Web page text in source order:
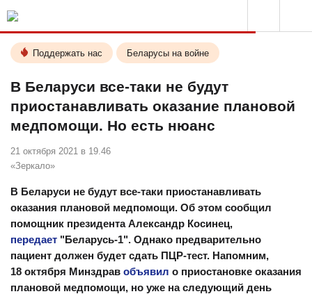
Поддержать нас Беларусы на войне
В Беларуси все-таки не будут
приостанавливать оказание плановой
медпомощи. Но есть нюанс
21 октября 2021 в 19.46
«Зеркало»
В Беларуси не будут все-таки приостанавливать
оказания плановой медпомощи. Об этом сообщил
помощник президента Александр Косинец,
передает "Беларусь-1". Однако предварительно
пациент должен будет сдать ПЦР-тест. Напомним,
18 октября Минздрав объявил о приостановке оказания
плановой медпомощи, но уже на следующий день